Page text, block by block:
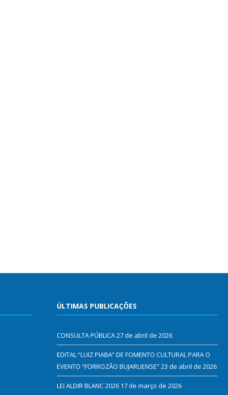
ÚLTIMAS PUBLICAÇÕES
CONSULTA PÚBLICA27 de abril de 2026
EDITAL “LUIZ PIABA” DE FOMENTO CULTURAL PARA O
EVENTO “FORROZÃO BUJARUENSE”23 de abril de 2026
LEI ALDIR BLANC 2026 17 de março de 2026